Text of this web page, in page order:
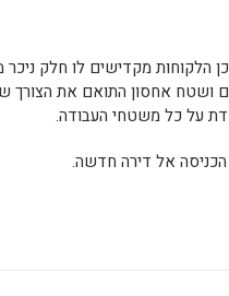
הלקוחות מקדישים לו חלק
ושטח אחסון התואם את הצורך
על כל משטחי העבודה.
הכניסה אל דירה חדשה.